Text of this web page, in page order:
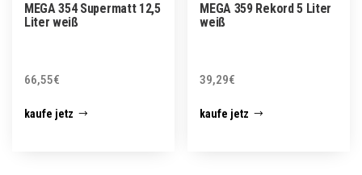
MEGA 354 Supermatt 12,5
Liter weiß
66,55€
kaufe jetz
MEGA 359 Rekord 5 Liter
weiß
39,29€
kaufe jetz